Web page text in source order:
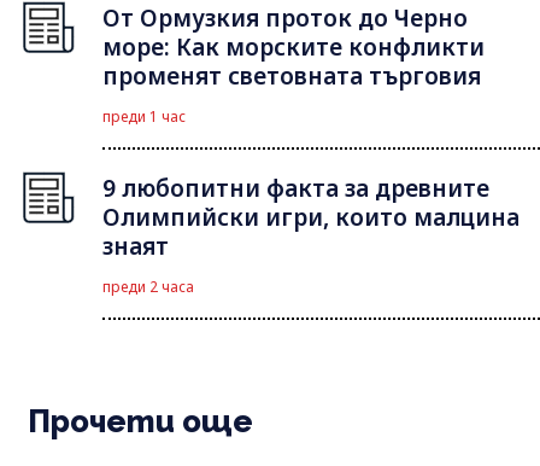
От Ормузкия проток до Черно
море: Как морските конфликти
променят световната търговия
преди 1 час
9 любопитни факта за древните
Олимпийски игри, които малцина
знаят
преди 2 часа
Прочети още